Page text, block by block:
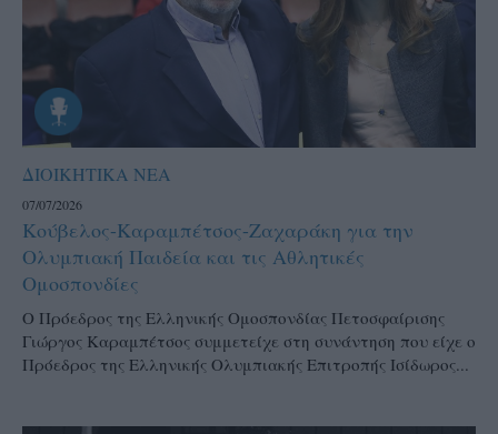
ΔΙΟΙΚΗΤΙΚΑ ΝΕΑ
07/07/2026
Κούβελος-Καραμπέτσος-Ζαχαράκη για την
Ολυμπιακή Παιδεία και τις Αθλητικές
Ομοσπονδίες
Ο Πρόεδρος της Ελληνικής Ομοσπονδίας Πετοσφαίρισης
Γιώργος Καραμπέτσος συμμετείχε στη συνάντηση που είχε ο
Πρόεδρος της Ελληνικής Ολυμπιακής Επιτροπής Ισίδωρος...